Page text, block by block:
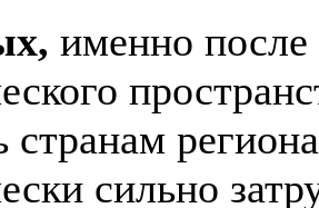
именно после
странам
сильно